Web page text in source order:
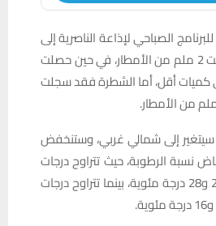
الصباحي لإذاعة الناصرية إلى
أن مدينة الناصرية سجلت 2 ملم من الأمطار، في حين حصلت
كميات أقل، أما الشطرة فقد سجلت
سيتغير إلى شمالي غربي، وستنخفض
نسبة الرطوبة، حيث تتراوح درجات
الحرارة العظمى بين 26 و28 درجة مئوية، بينما تتراوح درجات